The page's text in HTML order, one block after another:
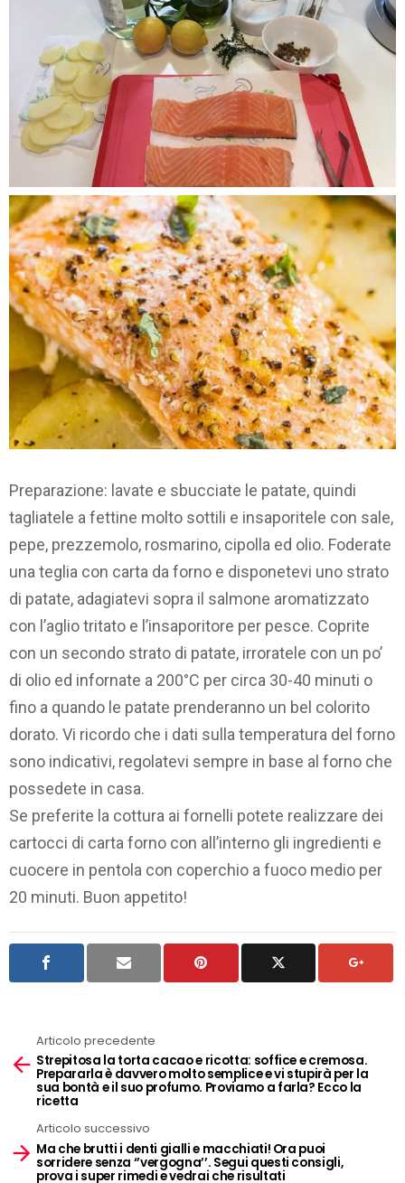
Preparazione: lavate e sbucciate le patate, quindi
tagliatele a fettine molto sottili e insaporitele con sale,
pepe, prezzemolo, rosmarino, cipolla ed olio. Foderate
una teglia con carta da forno e disponetevi uno strato
di patate, adagiatevi sopra il salmone aromatizzato
con l’aglio tritato e l’insaporitore per pesce. Coprite
con un secondo strato di patate, irroratele con un po’
di olio ed infornate a 200°C per circa 30-40 minuti o
fino a quando le patate prenderanno un bel colorito
dorato. Vi ricordo che i dati sulla temperatura del forno
sono indicativi, regolatevi sempre in base al forno che
possedete in casa.
Se preferite la cottura ai fornelli potete realizzare dei
cartocci di carta forno con all’interno gli ingredienti e
cuocere in pentola con coperchio a fuoco medio per
20 minuti. Buon appetito!
more
Articolo precedente
Strepitosa la torta cacao e ricotta: soffice e cremosa.
Prepararla è davvero molto semplice e vi stupirà per la
sua bontà e il suo profumo. Proviamo a farla? Ecco la
ricetta
Articolo successivo
Ma che brutti i denti gialli e macchiati! Ora puoi
sorridere senza ‘’vergogna’’. Segui questi consigli,
prova i super rimedi e vedrai che risultati